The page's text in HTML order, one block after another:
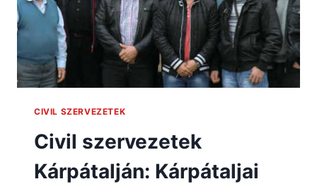
CIVIL SZERVEZETEK
Civil szervezetek
Kárpátalján: Kárpátaljai